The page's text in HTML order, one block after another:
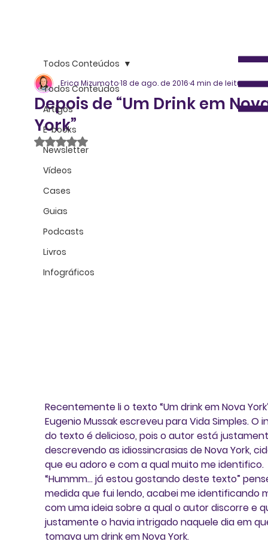
Todos Conteúdos
Artigos
E-books
Newsletter
Vídeos
Cases
Guias
Podcasts
Livros
Infográficos
Todos Conteúdos
Depois de “Um Drink em
York”
Erica Mizumoto18 de ago. de 20164 min de leitura
Avaliado com NaN de 5 estrelas.
Recentemente li o texto “Um drink em Nova
Eugenio Mussak escreveu para Vida Simples. O
do texto é delicioso, pois o autor está
descrevendo as idiossincrasias de Nova York,
que eu adoro e com a qual muito me identifico.
“Hummm... já estou gostando deste texto”
medida que fui lendo, acabei me identificando
com uma ideia sobre a qual o autor discorre e
justamente o havia intrigado naquele dia em
tomava um drink em Nova York.